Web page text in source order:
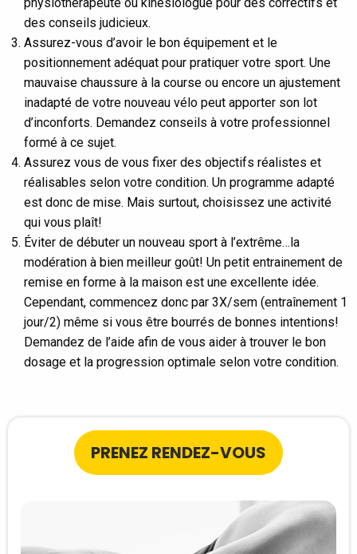
des conseils judicieux.
Assurez-vous d’avoir le bon équipement et le
positionnement adéquat pour pratiquer votre sport. Une
mauvaise chaussure à la course ou encore un ajustement
inadapté de votre nouveau vélo peut apporter son lot
d’inconforts. Demandez conseils à votre professionnel
formé à ce sujet.
Assurez vous de vous fixer des objectifs réalistes et
réalisables selon votre condition. Un programme adapté
est donc de mise. Mais surtout, choisissez une activité
qui vous plaît!
Éviter de débuter un nouveau sport à l’extrême…la
modération à bien meilleur goût! Un petit entrainement de
remise en forme à la maison est une excellente idée.
Cependant, commencez donc par 3X/sem (entraînement 1
jour/2) même si vous être bourrés de bonnes intentions!
Demandez de l’aide afin de vous aider à trouver le bon
dosage et la progression optimale selon votre condition.
PRENEZ RENDEZ-VOUS